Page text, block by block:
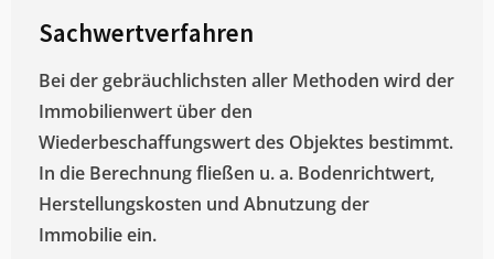
Sachwertverfahren
Bei der gebräuchlichsten aller Methoden wird der
Immobilienwert über den
Wiederbeschaffungswert des Objektes bestimmt.
In die Berechnung fließen u. a. Bodenrichtwert,
Herstellungskosten und Abnutzung der
Immobilie ein.